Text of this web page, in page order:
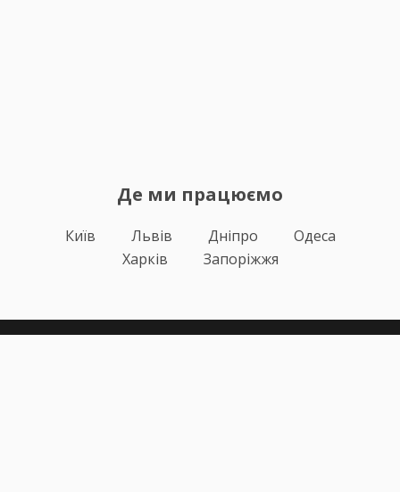
Де ми працюємо
Київ Львів Дніпро
Одеса
Харків
Запоріжжя